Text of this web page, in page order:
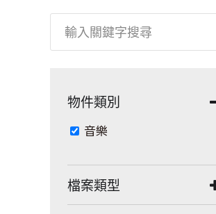
物件類別
Remove 音樂 filter
音樂
檔案類型